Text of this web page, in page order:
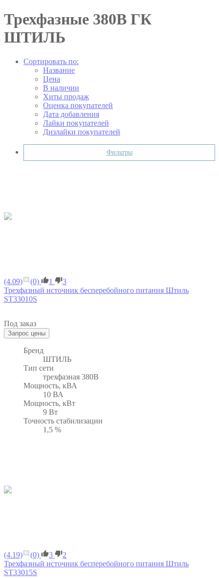
Трехфазные 380В ГК
ШТИЛЬ
Сортировать по:
Название
Цена
В наличии
Хиты продаж
Оценка покупателей
Дата добавления
Лайки покупателей
Дизлайки покупателей
Фильтры
(4.09) (0) 1
3
Трехфазный источник бесперебойного питания Штиль
ST33010S
Под заказ
Бренд
ШТИЛЬ
Тип сети
трехфазная 380В
Мощность, кВА
10 ВА
Мощность, кВт
9 Вт
Точность стабилизации
1,5 %
(4.19) (0) 3
2
Трехфазный источник бесперебойного питания Штиль
ST33015S